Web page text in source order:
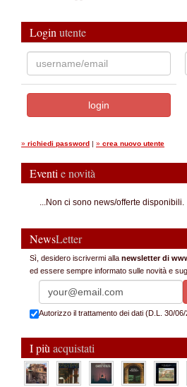
Login utente
» richiedi password | » crea nuovo utente
Eventi e novità
...Non ci sono news/offerte disponibili.
NewsLetter
Sì, desidero iscrivermi alla newsletter di
ed essere sempre informato sulle novità e
Autorizzo il trattamento dei dati (D.L. 30/
I più acquistati